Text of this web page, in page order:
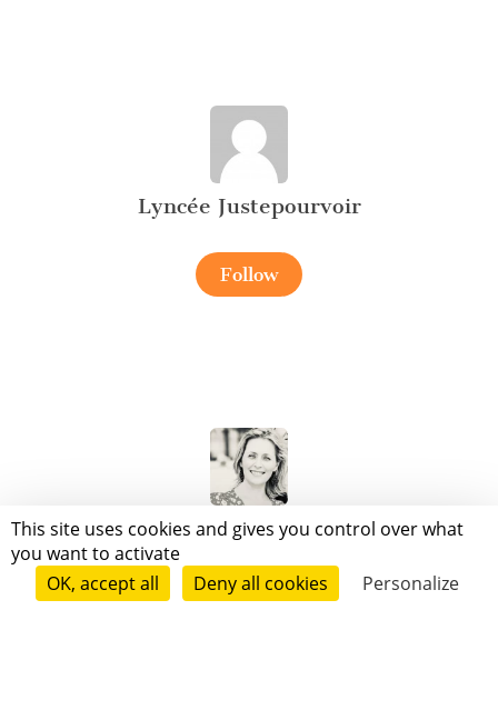
This site uses cookies and gives you control over what
you want to activate
OK, accept all
Deny all cookies Personalize
Lyncée Justepourvoir
Follow
Marie Quinio
Follow